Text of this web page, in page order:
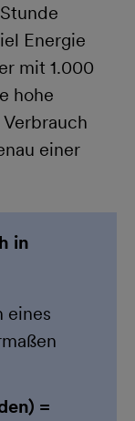
Energie
mit 1.000
hohe
einer
in
eines
=